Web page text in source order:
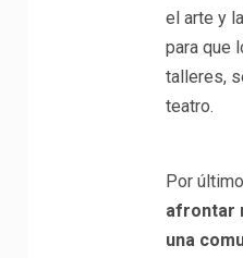
el arte y
para que
talleres,
teatro.
Por
afrontar
una